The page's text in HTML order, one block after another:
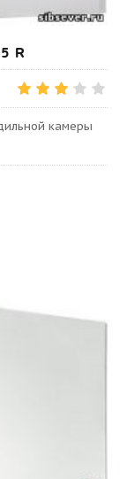
R
камеры